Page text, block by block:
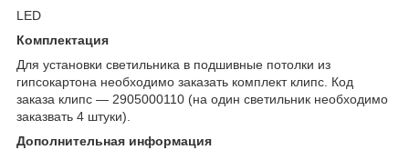
LED
Комплектация
Для установки светильника в подшивные потолки из
гипсокартона необходимо заказать комплект клипс. Код
заказа клипс — 2905000110 (на один светильник необходимо
заказвать 4 штуки).
Дополнительная информация